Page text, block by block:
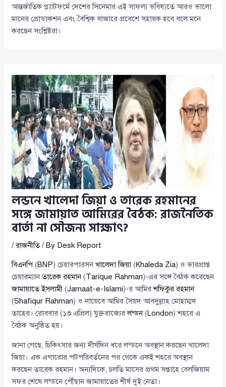
আন্তর্জাতিক প্ল্যাটফর্মে দেশের সিনেমার এই সাফল্য ভবিষ্যতে আরও ভালো
মানের প্রোডাকশন এবং বৈশ্বিক বাজারে প্রবেশে সহায়ক হবে বলে মনে
করছেন সংশ্লিষ্টরা।
লন্ডনে খালেদা জিয়া ও তারেক রহমানের
সঙ্গে জামায়াত আমিরের বৈঠক: রাজনৈতিক
বার্তা না সৌজন্য সাক্ষাৎ?
/রাজনীতি/ By Desk Report
বিএনপি (BNP) চেয়ারপারসনখালেদা জিয়া(Khaleda Zia) ও ভারপ্রাপ্ত
চেয়ারম্যানতারেক রহমান(Tarique Rahman)-এর সঙ্গে বৈঠক করেছেন
জামায়াতে ইসলামী (Jamaat-e-Islami)-র আমিরশফিকুর রহমান
(Shafiqur Rahman) ও নায়েবে আমির সৈয়দ আবদুল্লাহ মোহাম্মদ
তাহের। রোববার (১৩ এপ্রিল) যুক্তরাজ্যেরলন্ডন(London) শহরে এ
বৈঠক অনুষ্ঠিত হয়।
জানা গেছে, চিকিৎসার জন্য দীর্ঘদিন ধরে লন্ডনে অবস্থান করছেন খালেদা
জিয়া। এক এগারোর পটপরিবর্তনের পর থেকে একই শহরে অবস্থান
করছেন তারেক রহমান। অন্যদিকে, চলতি মাসের প্রথম সপ্তাহে বেলজিয়াম
সফর শেষে লন্ডনে পৌঁছান জামায়াতের শীর্ষ দুই নেতা।